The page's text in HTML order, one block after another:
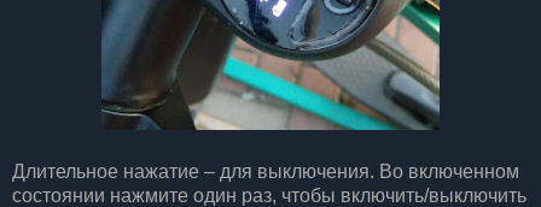
Длительное нажатие – для выключения. Во включенном
состоянии нажмите один раз, чтобы включить/выключить